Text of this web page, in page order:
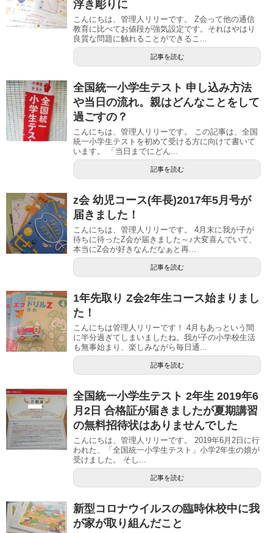
浮き彫りに
こんにちは、管理人リリーです。 Z会って他の通信
教育に比べてお値段が強気設定です。それはやはり
良質な問題に触れることができるこ...
記事を読む
全国統一小学生テスト 申し込み方法
や当日の流れ。親はどんなことをして
過ごすの？
こんにちは、管理人リリーです。 この記事は、全国
統一小学生テストを初めて受ける方に向けて書いて
います。 「当日までにどん...
記事を読む
z会 幼児コース(年長)2017年5月号が
届きました！
こんにちは、管理人リリーです。 4月末に我が子が
待ちに待ったZ会が届きました～♪大変喜んでいて、
本当にZ会が好きなんだなぁと再...
記事を読む
1年先取り Z会2年生コース始まりまし
た！
こんにちは管理人リリーです！ 4月もあっという間
に半分過ぎてしまいましたね。我が子の小学校生活
も無事始まり、楽しみながら毎日通...
記事を読む
全国統一小学生テスト 2年生 2019年6
月2日 合格証が届きましたが夏期講習
の無料招待状はありませんでした
こんにちは、管理人リリーです。 2019年6月2日に行
われた、「全国統一小学生テスト」小学2年生の娘が
受けました。 そし...
記事を読む
新型コロナウイルスの臨時休校中に我
が家が取り組んだこと